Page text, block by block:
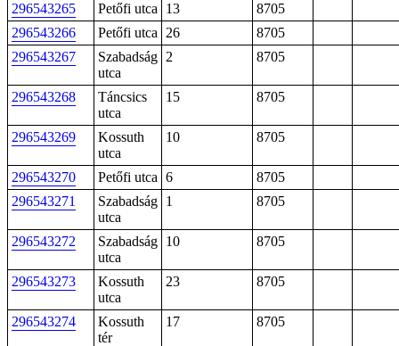
296543265 Petőfi utca 13
8705
296543266
Petőfi utca 26
8705
296543267
Szabadság
utca
2 8705
296543268
Táncsics
utca
15 8705
296543269
Kossuth
utca
10 8705
296543270 Petőfi utca 6
8705
296543271
Szabadság
utca
1 8705
296543272
Szabadság
utca
10 8705
296543273
Kossuth
utca
23 8705
296543274
Kossuth
tér
17 8705